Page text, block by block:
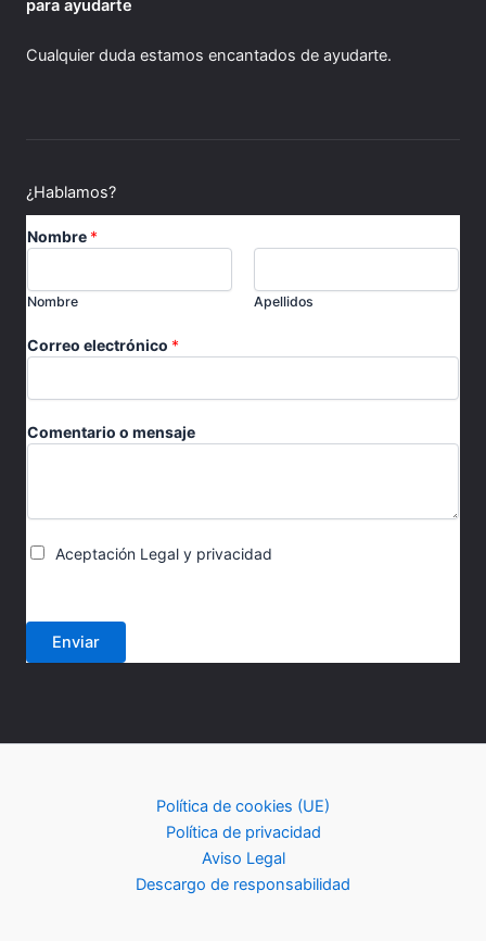
para ayudarte
Cualquier duda estamos encantados de ayudarte.
¿Hablamos?
o
e
n
a
i
e
r
o
Nombre *
Nombre Apellidos
Correo electrónico *
Comentario o mensaje
C
l
e
Aceptación Legal y privacidad
Enviar
Política de cookies (UE)
Política de privacidad
Aviso Legal
Descargo de responsabilidad